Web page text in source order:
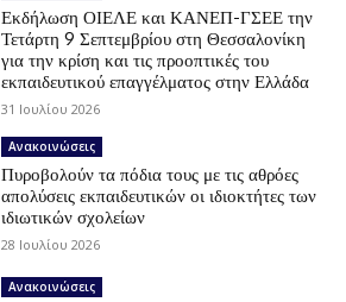
Εκδήλωση ΟΙΕΛΕ και ΚΑΝΕΠ-ΓΣΕΕ την
Τετάρτη 9 Σεπτεμβρίου στη Θεσσαλονίκη
για την κρίση και τις προοπτικές του
εκπαιδευτικού επαγγέλματος στην Ελλάδα
31 Ιουλίου 2026
Ανακοινώσεις
Πυροβολούν τα πόδια τους με τις αθρόες
απολύσεις εκπαιδευτικών οι ιδιοκτήτες των
ιδιωτικών σχολείων
28 Ιουλίου 2026
Ανακοινώσεις